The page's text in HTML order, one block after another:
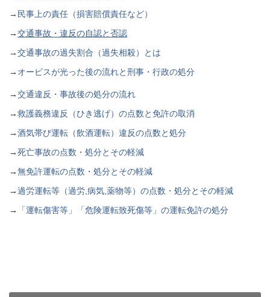
→ 民事上の責任（損害賠償責任など）
→交通事故・違反の自認と否認
→交通事故の過失割合（過失相殺）とは
→ オービスが光った後の流れと刑事・行政の処分
→交通違反・事故後の処分の流れ
→救護義務違反（ひき逃げ）の点数と免許の取消
→酒気帯び運転（飲酒運転）違反の点数と処分
→死亡事故の点数・処分とその軽減
→無免許運転の点数・処分とその軽減
→過労運転等（過労,病気,薬物等）の点数・処分とその軽減
→
「運転傷害等」「危険運転致死傷等」の運転免許の処分